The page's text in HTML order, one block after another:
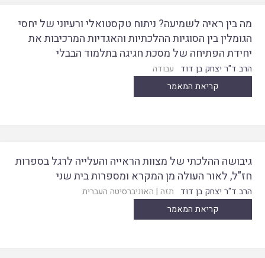
מה בין ראיה לשמיעה? ניתוח טקסטואלי ורעיוני של יחסי
הגומלין בין הסוגיות ההלכתיות והאגדיות המרכיבות את
יחידת הפתיחה של מסכת חגיגה בתלמוד הבבלי
הרב ד"ר יצחק בן דוד
עבודה
קריאת המאמר
גיבושה ההלכתי של מצוות הראייה והעלייה לרגל בספרות
חז"ל, לאור העולה מן המקרא ומספרות בית שני
הרב ד"ר יצחק בן דוד תזה | האוניברסיטה העברית
קריאת המאמר